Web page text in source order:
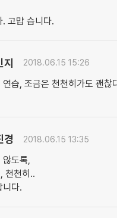
고맙 습니다.
지 2018.06.15 15:26
습, 조금은 천천히가도 괜찮
경 2018.06.15 13:35
않도록,
천천히..
니다.